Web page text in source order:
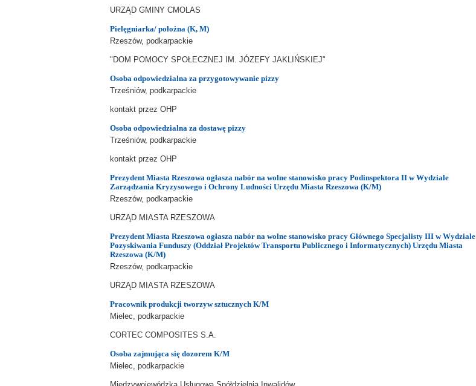
URZĄD GMINY CMOLAS
Pielęgniarka/ położna (K, M)
Rzeszów, podkarpackie
"DOM POMOCY SPOŁECZNEJ IM. JÓZEFY JAKLIŃSKIEJ"
Osoba odpowiedzialna za przygotowywanie pizzy
Trześniów, podkarpackie
kontakt przez OHP
Osoba odpowiedzialna za dostawę pizzy
Trześniów, podkarpackie
kontakt przez OHP
Prezydent Miasta Rzeszowa ogłasza nabór na wolne stanowisko pracy Podinspektora II w Wydziale
Zarządzania Kryzysowego i Ochrony Ludności Urzędu Miasta Rzeszowa (K/M)
Rzeszów, podkarpackie
URZĄD MIASTA RZESZOWA
Prezydent Miasta Rzeszowa ogłasza nabór na wolne stanowisko pracy Głównego Specjalisty III w Wydziale
Pozyskiwania Funduszy (Oddział Projektów Transportu Publicznego i Informatycznych) Urzędu Miasta
Rzeszowa (K/M)
Rzeszów, podkarpackie
URZĄD MIASTA RZESZOWA
Pracownik produkcji tworzyw sztucznych K/M
Mielec, podkarpackie
CORTEC COMPOSITES S.A.
Osoba zajmująca się dozorem K/M
Mielec, podkarpackie